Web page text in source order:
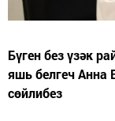
Бүген без үзәк
яшь белгеч Анна
сөйлибез